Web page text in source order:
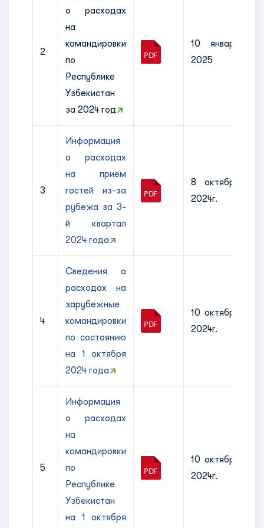
2
о расходах
на
командировки
по
Республике
Узбекистан
за 2024 год
10 января
2025
3
Информация
о расходах
на прием
гостей из-за
рубежа за 3-
й квартал
2024 года
8 октября
2024г.
4
Сведения о
расходах на
зарубежные
командировки
по состоянию
на 1 октября
2024 года
10 октября
2024г.
5
Информация
о расходах
на
командировки
по
Республике
Узбекистан
на 1 октября
10 октября
2024г.